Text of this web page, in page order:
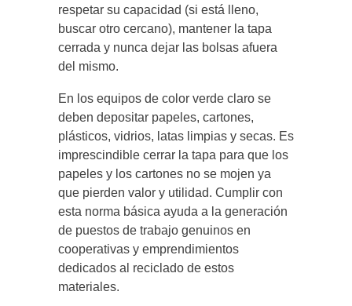
respetar su capacidad (si está lleno,
buscar otro cercano), mantener la tapa
cerrada y nunca dejar las bolsas afuera
del mismo.
En los equipos de color verde claro se
deben depositar papeles, cartones,
plásticos, vidrios, latas limpias y secas. Es
imprescindible cerrar la tapa para que los
papeles y los cartones no se mojen ya
que pierden valor y utilidad. Cumplir con
esta norma básica ayuda a la generación
de puestos de trabajo genuinos en
cooperativas y emprendimientos
dedicados al reciclado de estos
materiales.